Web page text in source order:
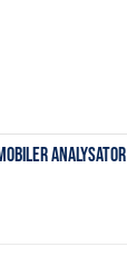
Mobiler Analysator